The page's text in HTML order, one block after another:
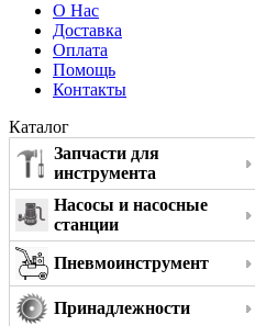
О Нас
Доставка
Оплата
Помощь
Контакты
Каталог
Запчасти для
инструмента
Насосы и насосные
станции
Пневмоинструмент
Принадлежности